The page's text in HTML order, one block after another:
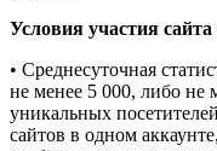
Условия участия
• Среднесуточная
не менее 5 000, либо не
уникальных
сайтов в одном